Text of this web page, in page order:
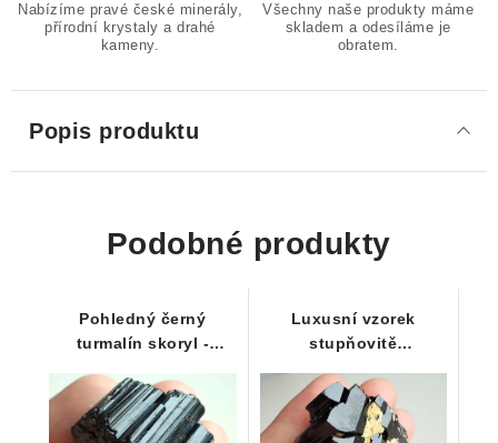
Nabízíme pravé české minerály,
přírodní krystaly a drahé
kameny.
Všechny naše produkty máme
skladem a odesíláme je
obratem.
Popis produktu
Podobné produkty
Pohledný černý
turmalín skoryl -
rýhováním - 25 g
Luxusní vzorek
stupňovitě
skorylu se zarostlým
albitem